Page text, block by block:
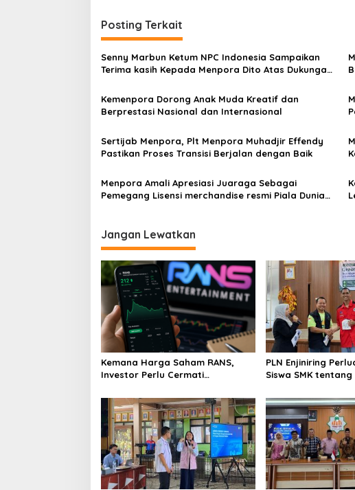
Posting Terkait
Senny Marbun Ketum NPC Indonesia Sampaikan
Terima kasih Kepada Menpora Dito Atas Dukungan
Kemenpora Dorong Anak Muda Kreatif dan
Berprestasi Nasional dan Internasional
Sertijab Menpora, Plt Menpora Muhadjir Effendy
Pastikan Proses Transisi Berjalan dengan Baik
Menpora Amali Apresiasi Juaraga Sebagai
Pemegang Lisensi merchandise resmi Piala Dunia
Jangan Lewatkan
Kemana Harga Saham RANS,
Investor Perlu Cermati
Spekulasi Berlebihan
PLN Enjiniring
Siswa SMK tentang Tantangan